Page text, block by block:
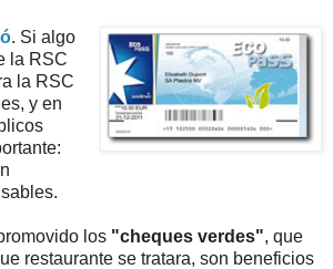
. Si algo
la RSC
la RSC
y en
los "cheques verdes", que
restaurante se tratara, son beneficios